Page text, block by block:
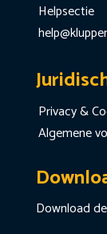
Helpsectie
Privacy &
Algemene
Download